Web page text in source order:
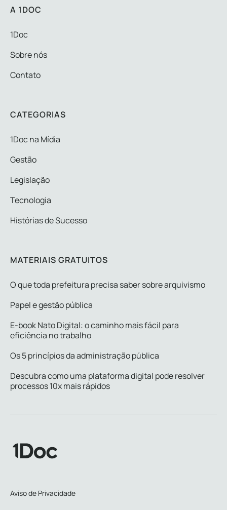
A 1DOC
1Doc
Sobre nós
Contato
CATEGORIAS
1Doc na Mídia
Gestão
Legislação
Tecnologia
Histórias de Sucesso
MATERIAIS GRATUITOS
O que toda prefeitura precisa saber sobre arquivismo
Papel e gestão pública
E-book Nato Digital: o caminho mais fácil para
eficiência no trabalho
Os 5 princípios da administração pública
Descubra como uma plataforma digital pode resolver
processos 10x mais rápidos
Aviso de Privacidade